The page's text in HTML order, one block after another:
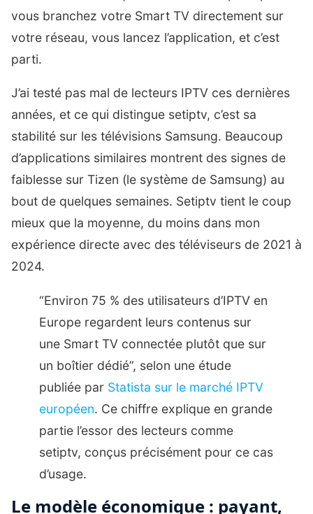
vous branchez votre Smart TV directement sur
votre réseau, vous lancez l’application, et c’est
parti.
J’ai testé pas mal de lecteurs IPTV ces dernières
années, et ce qui distingue setiptv, c’est sa
stabilité sur les télévisions Samsung. Beaucoup
d’applications similaires montrent des signes de
faiblesse sur Tizen (le système de Samsung) au
bout de quelques semaines. Setiptv tient le coup
mieux que la moyenne, du moins dans mon
expérience directe avec des téléviseurs de 2021 à
2024.
“Environ 75 % des utilisateurs d’IPTV en
Europe regardent leurs contenus sur
une Smart TV connectée plutôt que sur
un boîtier dédié”, selon une étude
publiée par Statista sur le marché IPTV
européen. Ce chiffre explique en grande
partie l’essor des lecteurs comme
setiptv, conçus précisément pour ce cas
d’usage.
Le modèle économique : payant,